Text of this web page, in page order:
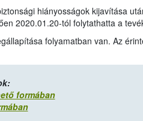
hiányosságok kijavítása
2020.01.20-tól folytathatta a
folyamatban van. Az
formában